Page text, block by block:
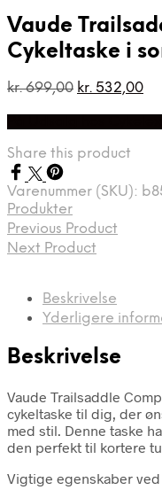
Vaude
Cykeltaske i
kr.699,00 Den
kr. 699,00.
kr. 532,00Den
Share this product
Varenummer (SKU):
Produkter
Previous Product
Next Product
Beskrivelse
Yderligere
Beskrivelse
Vaude Trailsaddle
cykeltaske til dig, der
med stil. Denne taske
den perfekt til kortere
Vigtige egenskaber